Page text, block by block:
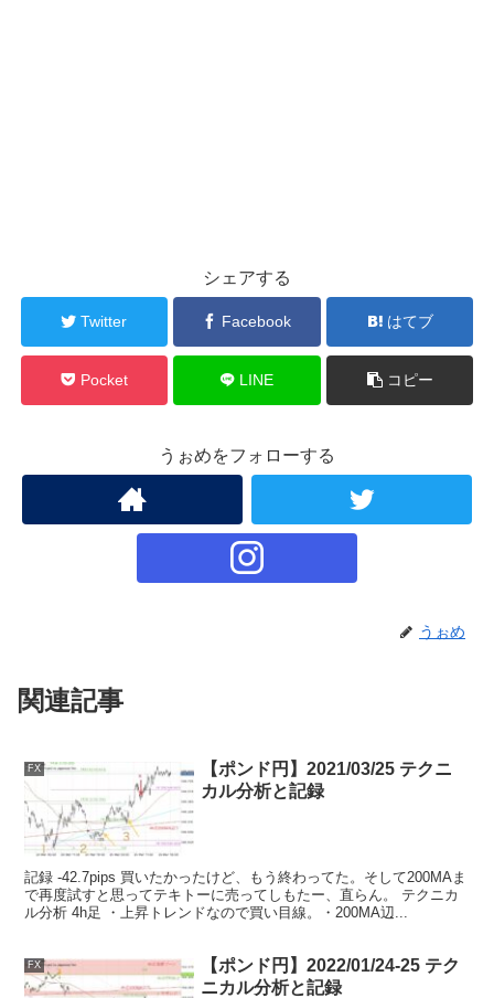
シェアする
Twitter Facebook はてブ
Pocket LINE コピー
うぉめをフォローする
うぉめ
関連記事
FX
【ポンド円】2021/03/25 テクニ
カル分析と記録
記録 -42.7pips 買いたかったけど、もう終わってた。そして200MAま
で再度試すと思ってテキトーに売ってしもたー、直らん。 テクニカ
ル分析 4h足 ・上昇トレンドなので買い目線。・200MA辺...
FX
【ポンド円】2022/01/24-25 テク
ニカル分析と記録